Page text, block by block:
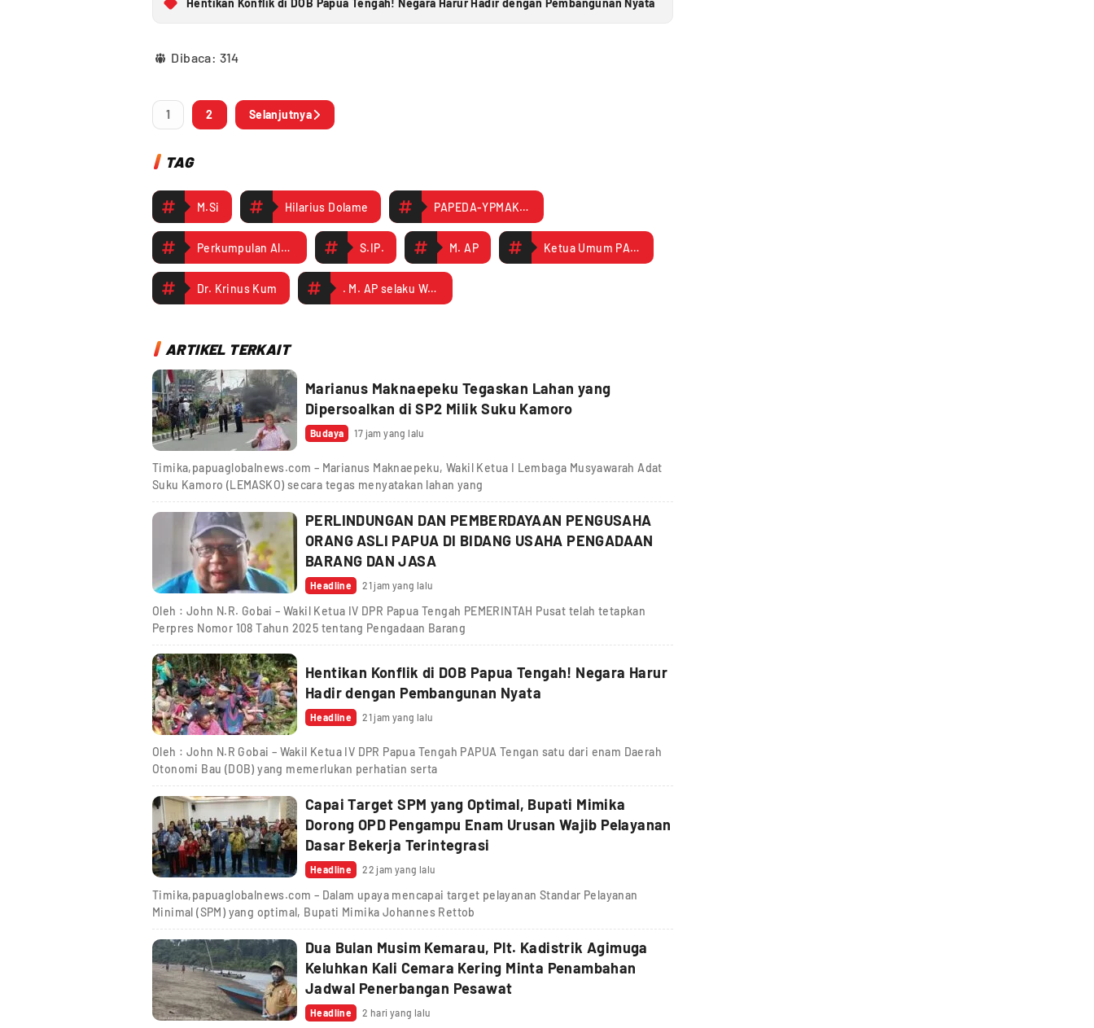
Hentikan Konflik di DOB Papua Tengah! Negara Harur Hadir dengan Pembangunan Nyata
Dibaca: 314
1 2 Selanjutnya
TAG
M.Si Hilarius Dolame PAPEDA-YPMAK Resmi Terdaftar di Bakesbangpol Mimika
Perkumpulan Alumni Penerima Beasiswa Dana Kemitraan Yayasan Pemberdayaan Masyarakat Amungme dan Kamoro YPMAK) S.IP. M. AP Ketua Umum PAPAEDA-YPMAK
Dr. Krinus Kum . M. AP selaku Wakil Ketua
ARTIKEL TERKAIT
Marianus Maknaepeku Tegaskan Lahan yang
Dipersoalkan di SP2 Milik Suku Kamoro
Budaya 17 jam yang lalu
Timika,papuaglobalnews.com – Marianus Maknaepeku, Wakil Ketua I Lembaga Musyawarah Adat
Suku Kamoro (LEMASKO) secara tegas menyatakan lahan yang
PERLINDUNGAN DAN PEMBERDAYAAN PENGUSAHA
ORANG ASLI PAPUA DI BIDANG USAHA PENGADAAN
BARANG DAN JASA
Headline 21 jam yang lalu
Oleh : John N.R. Gobai – Wakil Ketua IV DPR Papua Tengah PEMERINTAH Pusat telah tetapkan
Perpres Nomor 108 Tahun 2025 tentang Pengadaan Barang
Hentikan Konflik di DOB Papua Tengah! Negara Harur
Hadir dengan Pembangunan Nyata
Headline 21 jam yang lalu
Oleh : John N.R Gobai – Wakil Ketua IV DPR Papua Tengah PAPUA Tengan satu dari enam Daerah
Otonomi Bau (DOB) yang memerlukan perhatian serta
Capai Target SPM yang Optimal, Bupati Mimika
Dorong OPD Pengampu Enam Urusan Wajib Pelayanan
Dasar Bekerja Terintegrasi
Headline 22 jam yang lalu
Timika,papuaglobalnews.com – Dalam upaya mencapai target pelayanan Standar Pelayanan
Minimal (SPM) yang optimal, Bupati Mimika Johannes Rettob
Dua Bulan Musim Kemarau, Plt. Kadistrik Agimuga
Keluhkan Kali Cemara Kering Minta Penambahan
Jadwal Penerbangan Pesawat
Headline 2 hari yang lalu